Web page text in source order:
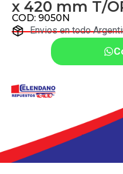
x 420 mm T/
COD: 9050N
Envios en todo